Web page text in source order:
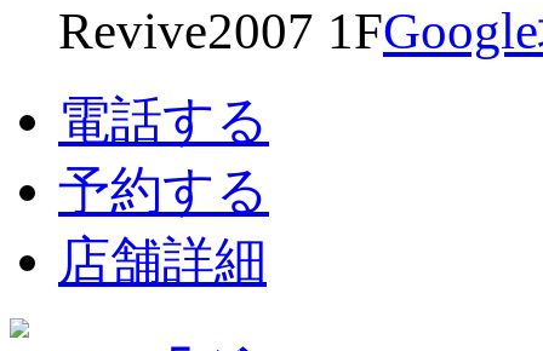
Revive2007 1F
電話する
予約する
店舗詳細